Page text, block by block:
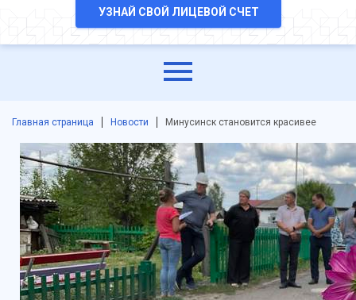
УЗНАЙ СВОЙ ЛИЦЕВОЙ СЧЕТ
Главная страница Новости Минусинск становится красивее